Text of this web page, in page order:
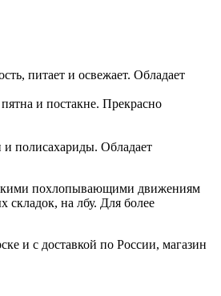
питает и освежает. Обладает
и постакне. Прекрасно
полисахариды. Обладает
похлопывающими движениям
складок, на лбу. Для более
и с доставкой по России, магазин